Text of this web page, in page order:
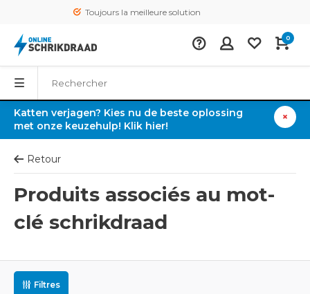
Toujours la meilleure solution
0
Katten verjagen? Kies nu de beste oplossing
met onze keuzehulp! Klik hier!
Retour
Produits associés au mot-
clé schrikdraad
Filtres